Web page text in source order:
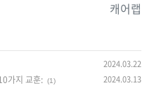
캐어랩
2024.03.22
가지 교훈: (1) 2024.03.13